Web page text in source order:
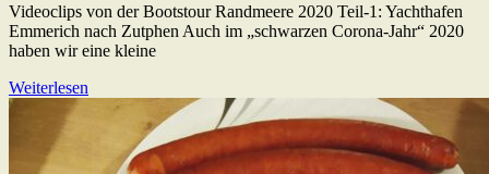
Videoclips von der Bootstour Randmeere 2020 Teil-1: Yachthafen
Emmerich nach Zutphen Auch im „schwarzen Corona-Jahr“ 2020
haben wir eine kleine
Weiterlesen